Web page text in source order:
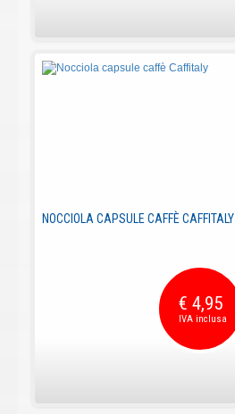
NOCCIOLA CAPSULE CAFFÈ CAFFITALY
€ 4,95